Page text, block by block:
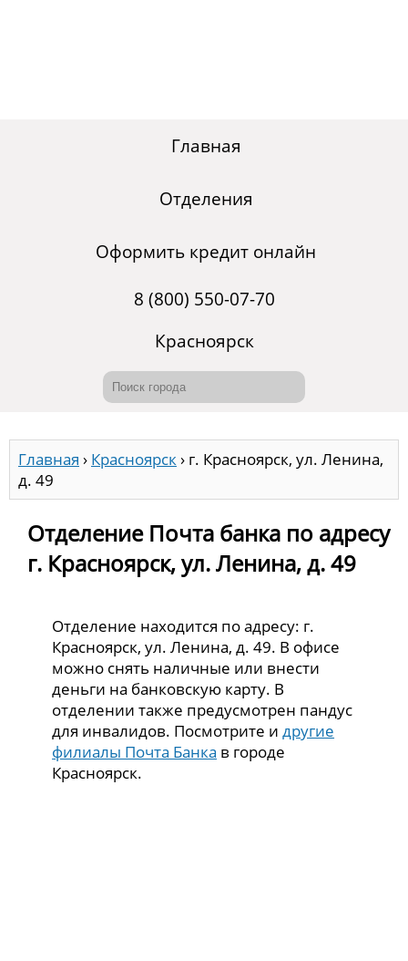
Главная
Отделения
Оформить кредит онлайн
8 (800) 550-07-70
Красноярск
Главная › Красноярск› г. Красноярск, ул. Ленина,
д. 49
Отделение Почта банка по адресу
г. Красноярск, ул. Ленина, д. 49
Отделение находится по адресу: г.
Красноярск, ул. Ленина, д. 49. В офисе
можно снять наличные или внести
деньги на банковскую карту. В
отделении также предусмотрен пандус
для инвалидов. Посмотрите идругие
филиалы Почта Банка в городе
Красноярск.